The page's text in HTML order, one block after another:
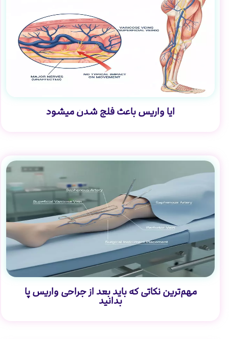
ایا واریس باعث فلج شدن میشود
مهم‌ترین نکاتی که باید بعد از جراحی واریس پا
بدانید